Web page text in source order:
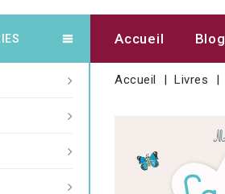
Accueil Blog
Accueil Livres